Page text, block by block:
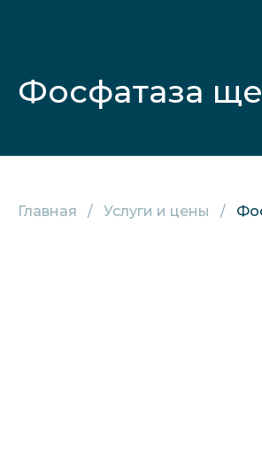
Фосфатаза
Главная Услуги и цены